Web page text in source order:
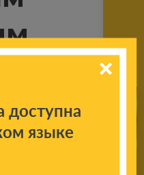
доступна
языке